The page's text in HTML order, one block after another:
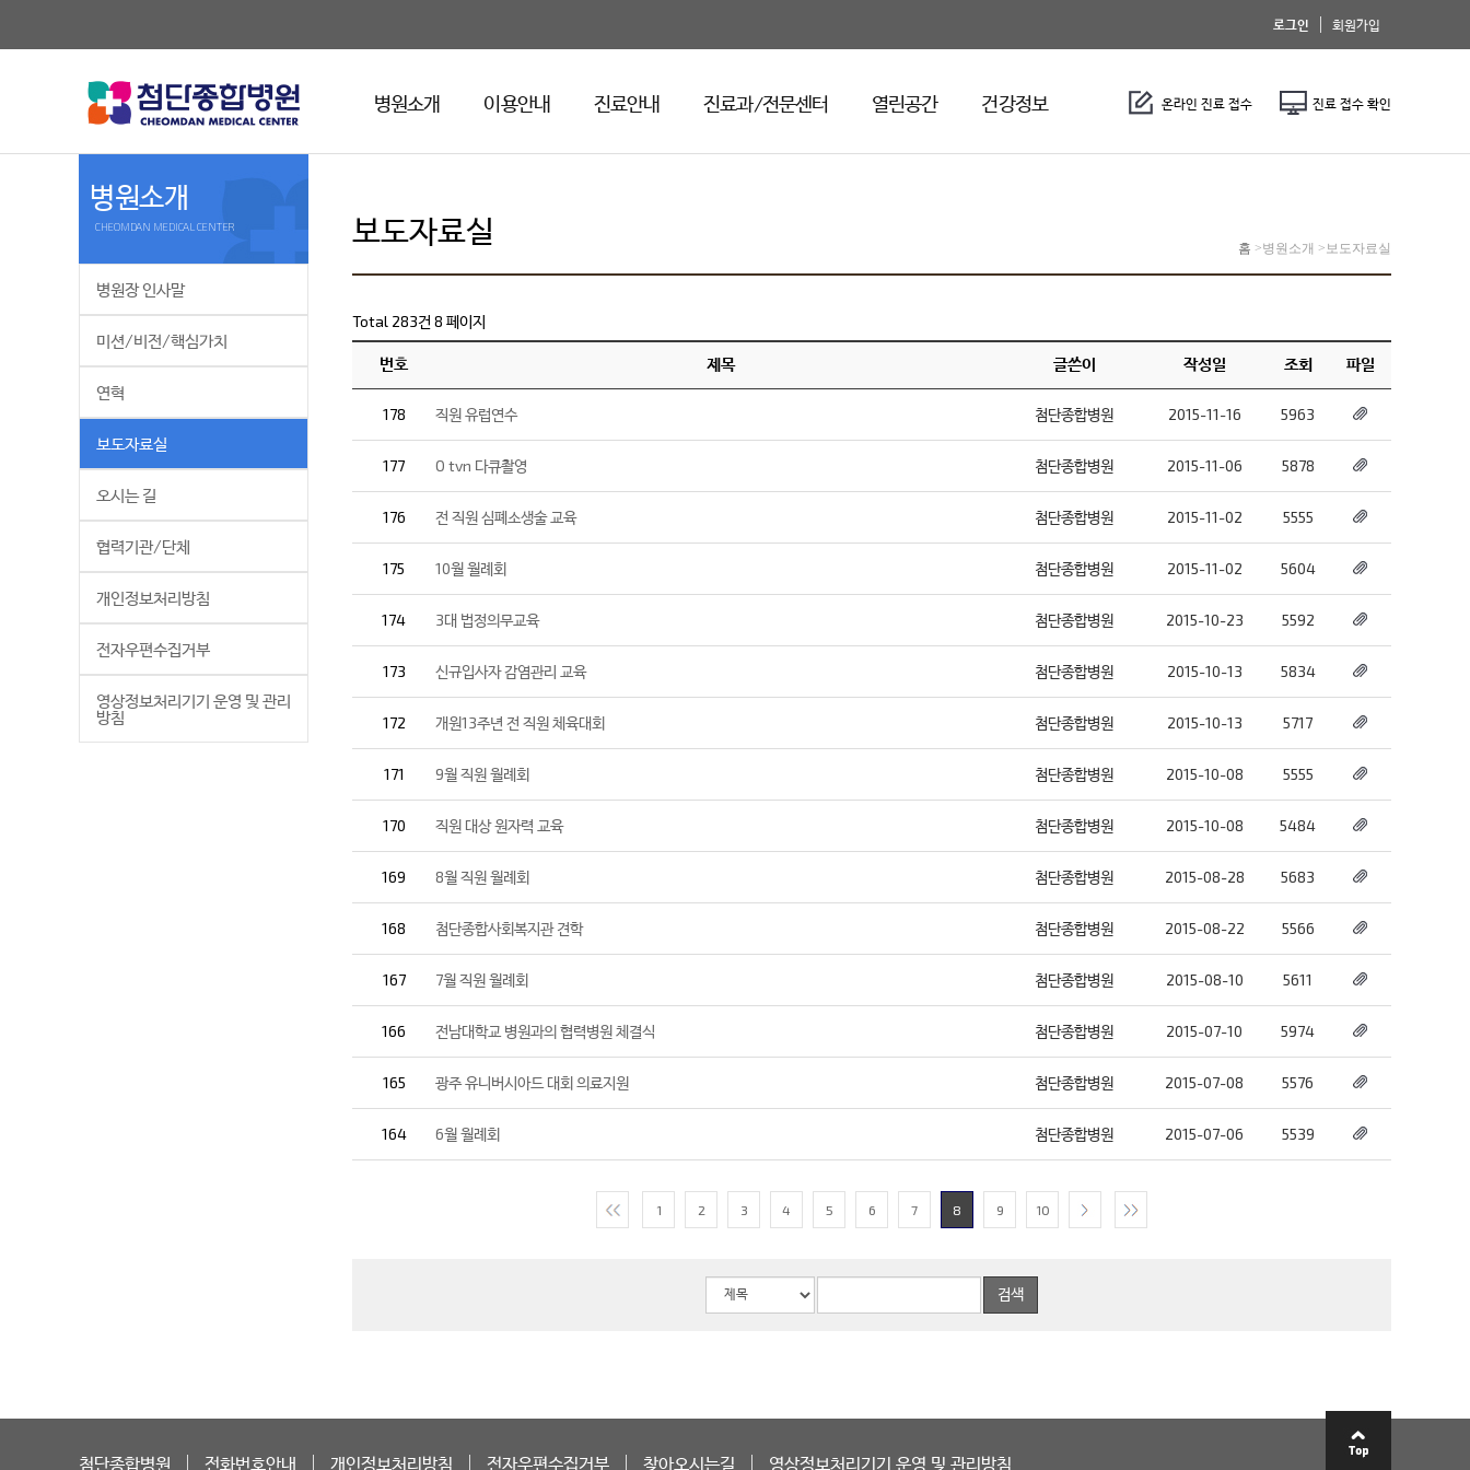
로그인 회원가입
병원소개 이용안내 진료안내 진료과/전문센터 열린공간 건강정보 온라인 진료 접수 진료 접수 확인
병원소개
CHEOMDAN MEDICAL CENTER
병원장 인사말
미션/비전/핵심가치
연혁
보도자료실
오시는 길
협력기관/단체
개인정보처리방침
전자우편수집거부
영상정보처리기기 운영 및 관리
방침
홈 >병원소개 >보도자료실
보도자료실
Total 283건 8 페이지
번호 제목 글쓴이 작성일 조회 파일
178 직원 유럽연수 첨단종합병원 2015-11-16 5963
177 O tvn 다큐촬영 첨단종합병원 2015-11-06 5878
176 전 직원 심폐소생술 교육 첨단종합병원 2015-11-02 5555
175 10월 월례회 첨단종합병원 2015-11-02 5604
174 3대 법정의무교육 첨단종합병원 2015-10-23 5592
173 신규입사자 감염관리 교육 첨단종합병원 2015-10-13 5834
172 개원13주년 전 직원 체육대회 첨단종합병원 2015-10-13 5717
171 9월 직원 월례회 첨단종합병원 2015-10-08 5555
170 직원 대상 원자력 교육 첨단종합병원 2015-10-08 5484
169 8월 직원 월례회 첨단종합병원 2015-08-28 5683
168 첨단종합사회복지관 견학 첨단종합병원 2015-08-22 5566
167 7월 직원 월례회 첨단종합병원 2015-08-10 5611
166 전남대학교 병원과의 협력병원 체결식 첨단종합병원 2015-07-10 5974
165 광주 유니버시아드 대회 의료지원 첨단종합병원 2015-07-08 5576
164 6월 월례회 첨단종합병원 2015-07-06 5539
1 2 3 4 5 6 7 8 9 10
첨단종합병원 전화번호안내 개인정보처리방침 전자우편수집거부 찾아오시는길 영상정보처리기기 운영 및 관리방침